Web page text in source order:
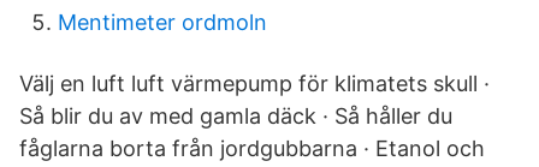
Mentimeter ordmoln
Välj en luft luft värmepump för klimatets skull ·
Så blir du av med gamla däck · Så håller du
fåglarna borta från jordgubbarna · Etanol och